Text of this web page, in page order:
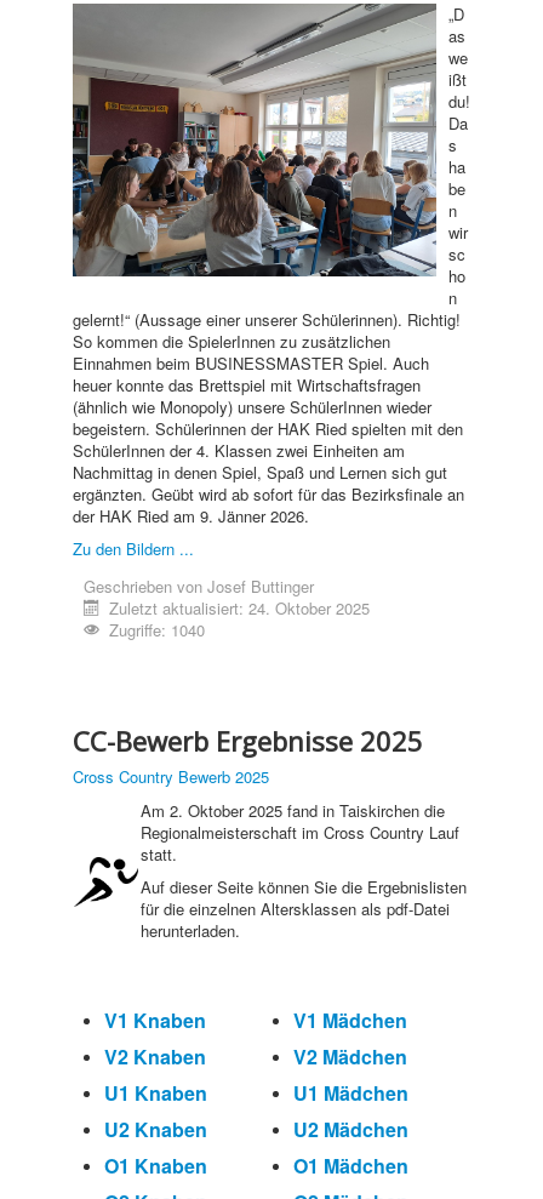
„D
as
we
ißt
du!
Da
s
ha
be
n
wir
sc
ho
n
gelernt!“ (Aussage einer unserer Schülerinnen). Richtig!
So kommen die SpielerInnen zu zusätzlichen
Einnahmen beim BUSINESSMASTER Spiel. Auch
heuer konnte das Brettspiel mit Wirtschaftsfragen
(ähnlich wie Monopoly) unsere SchülerInnen wieder
begeistern. Schülerinnen der HAK Ried spielten mit den
SchülerInnen der 4. Klassen zwei Einheiten am
Nachmittag in denen Spiel, Spaß und Lernen sich gut
ergänzten. Geübt wird ab sofort für das Bezirksfinale an
der HAK Ried am 9. Jänner 2026.
Zu den Bildern ...
Geschrieben von Josef Buttinger
Zuletzt aktualisiert: 24. Oktober 2025
Zugriffe: 1040
CC-Bewerb Ergebnisse 2025
Cross Country Bewerb 2025
Am 2. Oktober 2025 fand in Taiskirchen die
Regionalmeisterschaft im Cross Country Lauf
statt.
Auf dieser Seite können Sie die Ergebnislisten
für die einzelnen Altersklassen als pdf-Datei
herunterladen.
V1 Knaben
V1 Mädchen
V2 Knaben
V2 Mädchen
U1 Knaben
U1 Mädchen
U2 Knaben
U2 Mädchen
O1 Knaben
O1 Mädchen